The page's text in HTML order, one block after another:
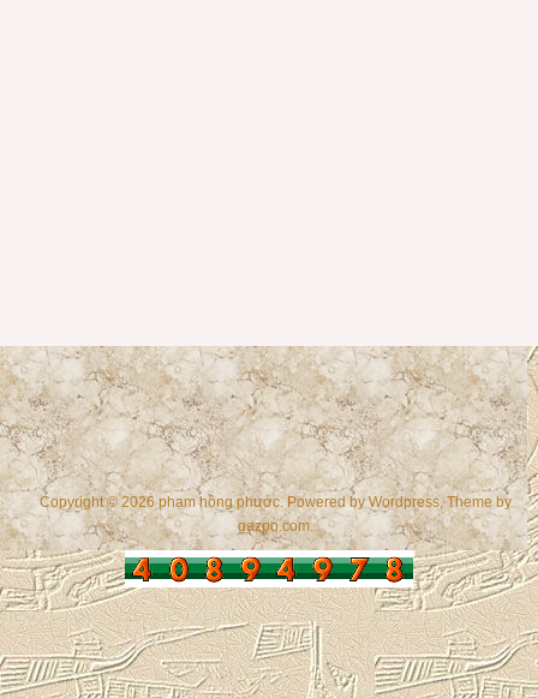
Copyright © 2026 phạm hồng phước. Powered byWordpress, Theme by
gazpo.com.